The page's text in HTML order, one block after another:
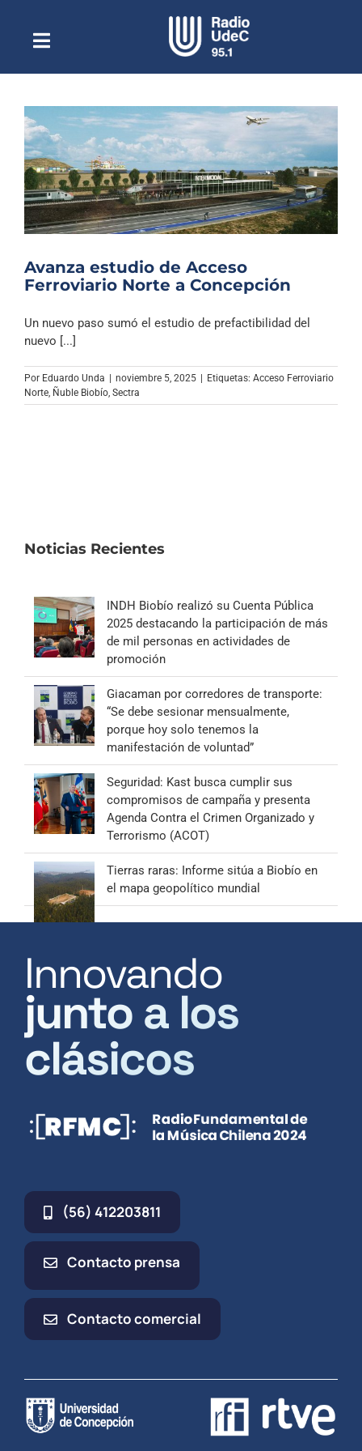
contenidoToggle
NavigationEscuchar Radio UdeC en vivo
Quiénes Somos
Programación
Podcast
Noticias
Columnas
Archivo Sonoro
Avanza estudio de Acceso
Ferroviario Norte a Concepción
Un nuevo paso sumó el estudio de prefactibilidad del
nuevo [...]
Por Eduardo Unda | noviembre 5, 2025 | Etiquetas: Acceso Ferroviario
Norte Ñuble Biobío Sectra
Noticias Recientes
INDH Biobío realizó su Cuenta Pública
2025 destacando la participación de más
de mil personas en actividades de
promoción
Giacaman por corredores de transporte:
“Se debe sesionar mensualmente,
porque hoy solo tenemos la
manifestación de voluntad”
Seguridad: Kast busca cumplir sus
compromisos de campaña y presenta
Agenda Contra el Crimen Organizado y
Terrorismo (ACOT)
Tierras raras: Informe sitúa a Biobío en
el mapa geopolítico mundial
Innovando
junto a los
clásicos
(56) 412203811
Contacto prensa
Contacto comercial